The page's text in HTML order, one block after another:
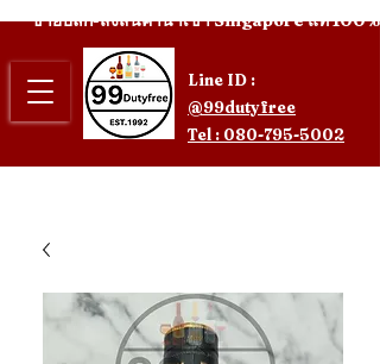
Line ID :
@99dutyfree
Tel : 080-795-5002
ขายปลีก-ส่งสินค้านำเข้า Singapore แท้ 100%